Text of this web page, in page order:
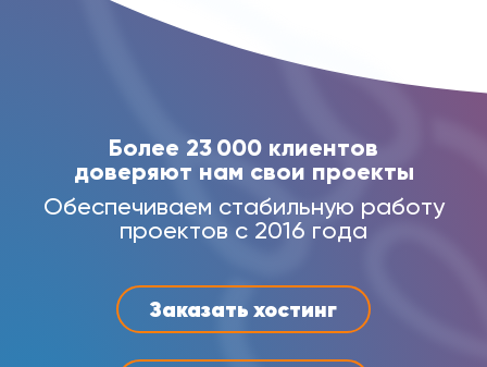
Заказать хостинг
Более 23 000 клиентов
доверяют нам свои проекты
Обеспечиваем стабильную работу
проектов с 2016 года